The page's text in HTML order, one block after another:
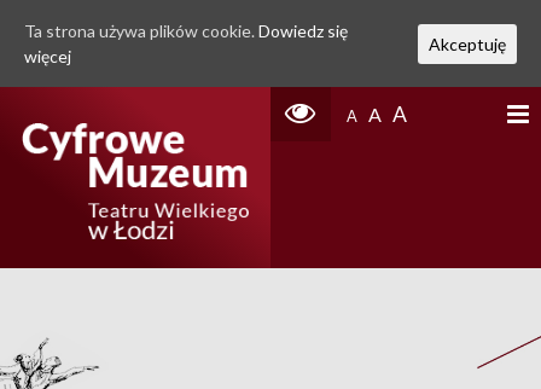
A A A
Ta strona używa plików cookie. Dowiedz się
więcej
Akceptuję